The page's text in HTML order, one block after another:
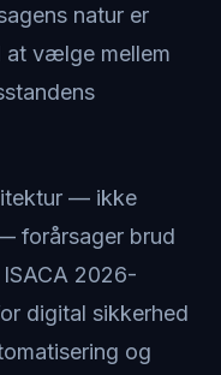
natur er
vælge mellem
— ikke
forårsager brud
2026-
digital sikkerhed
og